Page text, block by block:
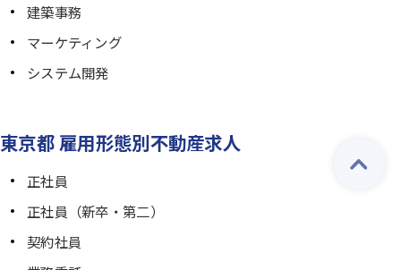
建築事務
マーケティング
システム開発
東京都 雇用形態別不動産求人
正社員
正社員（新卒・第二）
契約社員